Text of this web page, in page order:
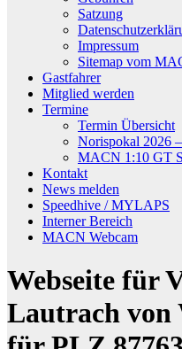
Satzung
Impressum
Sitemap vom
Gastfahrer
Mitglied werden
Termine
Termin Übersicht
Norispokal 2026
MACN 1:10 GT
Kontakt
News melden
Speedhive / MYLAPS
Interner Bereich
MACN Webcam
Webseite für
Lautrach von